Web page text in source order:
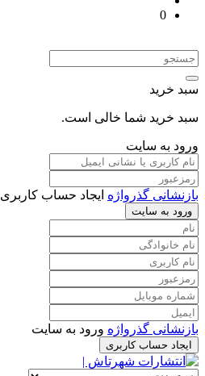
0
سبد خرید
سبد خرید شما خالی است.
ورود به سایت
بازنشانی گذرواژه ایجاد حساب کاربری
ورود به سایت
بازنشانی گذرواژه ورود به سایت
ایجاد حساب کاربری